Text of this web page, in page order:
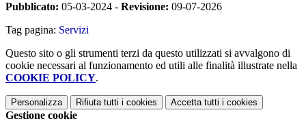
Pubblicato: 05-03-2024 - Revisione: 09-07-2026
Tag pagina: Servizi
Questo sito o gli strumenti terzi da questo utilizzati si avvalgono di
cookie necessari al funzionamento ed utili alle finalità illustrate nella
COOKIE POLICY.
Personalizza Rifiuta tutti i cookies Accetta tutti i cookies
Gestione cookie